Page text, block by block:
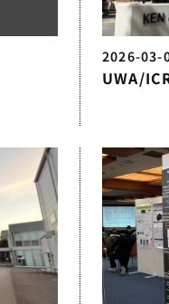
2026-03-
UWA/